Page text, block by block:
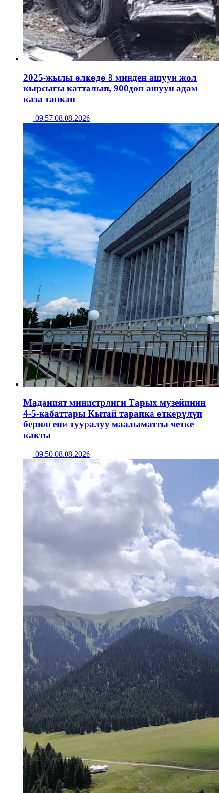
2025-жылы өлкөдө 8 миңден ашуун жол
кырсыгы катталып, 900дөн ашуун адам
каза тапкан
09:57 08.08.2026
Маданият министрлиги Тарых музейинин
4-5-кабаттары Кытай тарапка өткөрүлүп
берилгени тууралуу маалыматты четке
какты
09:50 08.08.2026